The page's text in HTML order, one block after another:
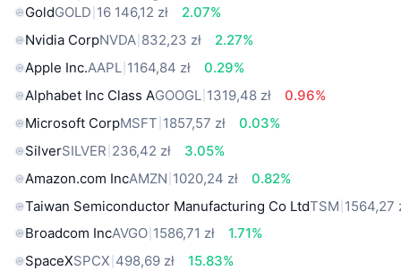
GoldGOLD 16 146,12 zł
2.07%
Nvidia CorpNVDA 832,23 zł
2.27%
Apple Inc.AAPL 1164,84 zł
0.29%
Alphabet Inc Class AGOOGL 1319,48 zł
0.96%
Microsoft CorpMSFT 1857,57 zł
0.03%
SilverSILVER 236,42 zł
3.05%
Amazon.com IncAMZN 1020,24 zł
0.82%
Taiwan Semiconductor Manufacturing Co LtdTSM 1564,27
Broadcom IncAVGO 1586,71 zł
1.71%
SpaceXSPCX 498,69 zł
15.83%